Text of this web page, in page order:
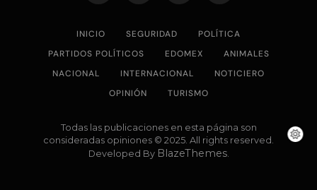
INICIO SEGURIDAD
POLÍTICA
PARTIDOS POLÍTICOS
EDOMEX
ANIMALES
NACIONAL
INTERNACIONAL
NOTICIERO
OPINIÓN
TURISMO
Todas las publicaciones en esta página son
consideradas opiniones © 2025. All rights reserved.
Developed By BlazeThemes.